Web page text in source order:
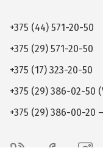
+375 (44) 571-20-50
+375 (29) 571-20-50
+375 (17) 323-20-50
+375 (29) 386-02-50
+375 (29) 386-00-